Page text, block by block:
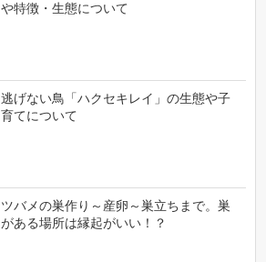
や特徴・生態について
逃げない鳥「ハクセキレイ」の生態や子
育てについて
ツバメの巣作り～産卵～巣立ちまで。巣
がある場所は縁起がいい！？